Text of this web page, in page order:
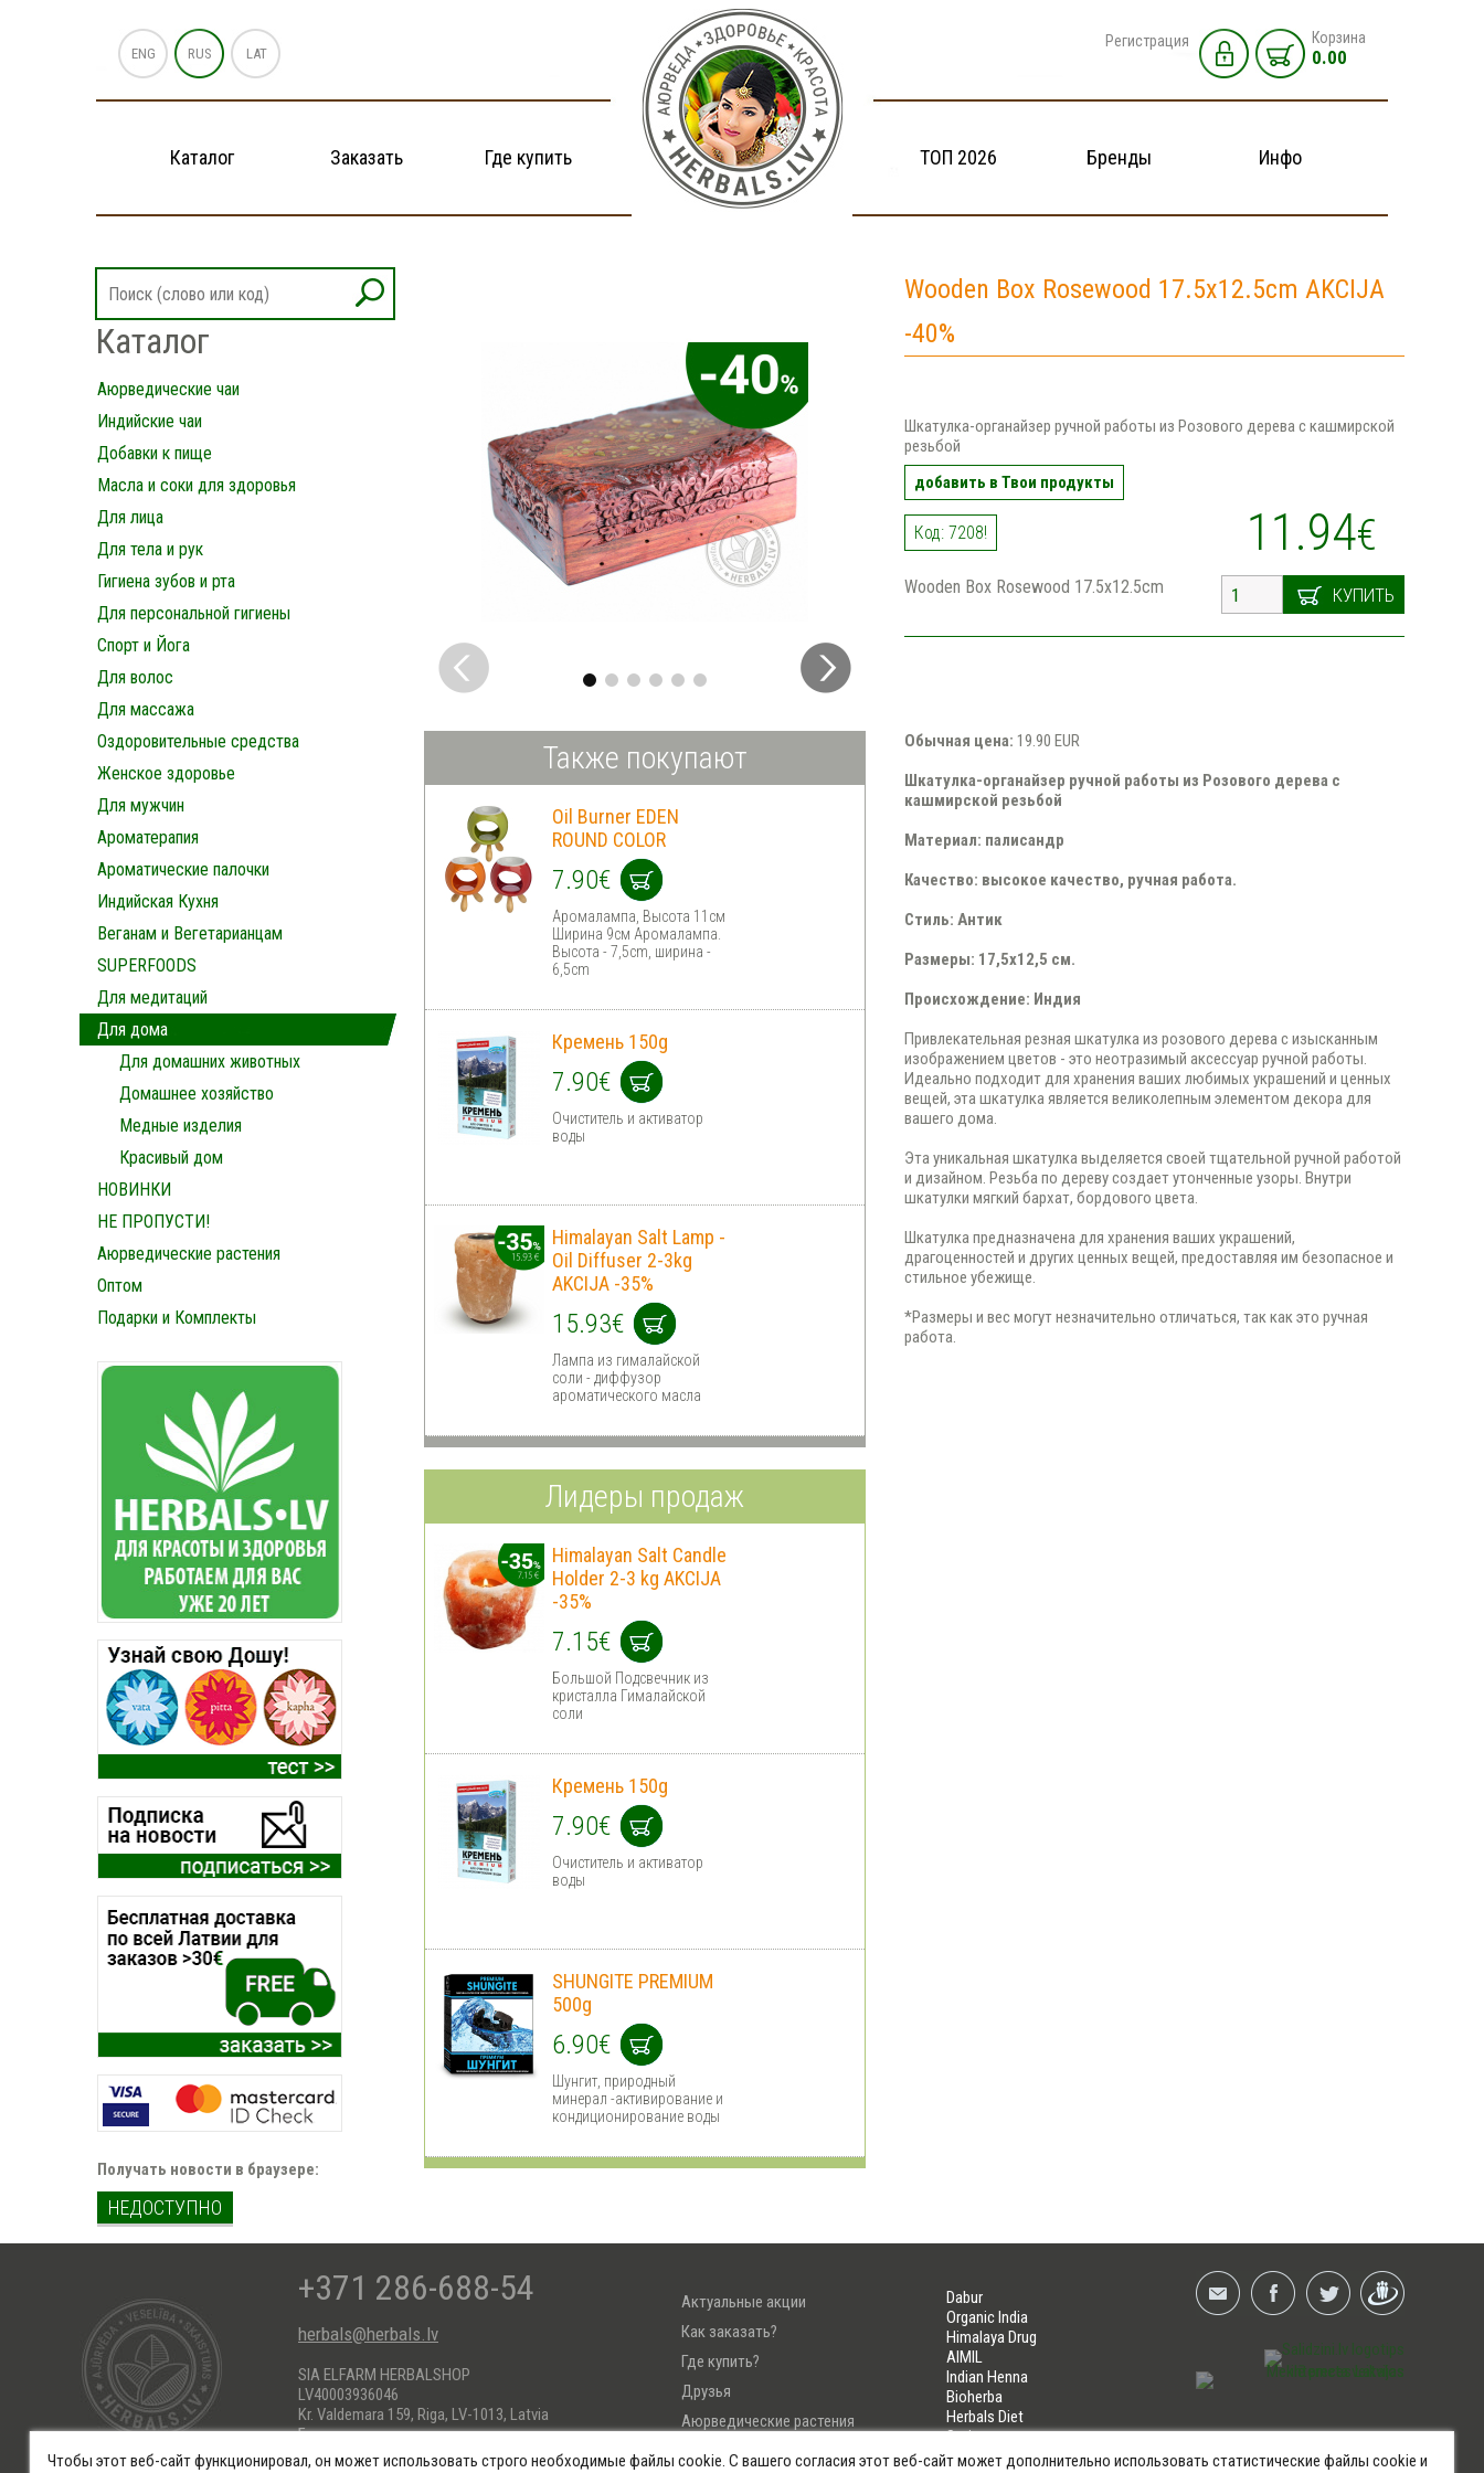
ENG RUS LAT
Регистрация Корзина
0.00
Каталог Заказать Где купить ТОП 2026 Бренды Инфо
Каталог
Аюрведические чаи
Индийские чаи
Добавки к пище
Масла и соки для здоровья
Для лица
Для тела и рук
Гигиена зубов и рта
Для персональной гигиены
Спорт и Йога
Для волос
Для массажа
Оздоровительные средства
Женское здоровье
Для мужчин
Ароматерапия
Ароматические палочки
Индийская Кухня
Веганам и Вегетарианцам
SUPERFOODS
Для медитаций
Для дома
Для домашних животных
Домашнее хозяйство
Медные изделия
Красивый дом
НОВИНКИ
НЕ ПРОПУСТИ!
Аюрведические растения
Оптом
Подарки и Комплекты
Получать новости в браузере:
НЕДОСТУПНО
Wooden Box Rosewood 17.5x12.5cm AKCIJA
-40%
Шкатулка-органайзер ручной работы из Розового дерева с кашмирской
резьбой
добавить в Твои продукты
Код: 7208! 11.94€
КУПИТЬ
Wooden Box Rosewood 17.5x12.5cm
Обычная цена: 19.90 EUR
Шкатулка-органайзер ручной работы из Розового дерева с
кашмирской резьбой
Материал: палисандр
Качество: высокое качество, ручная работа.
Стиль: Антик
Размеры: 17,5x12,5 см.
Происхождение: Индия
Привлекательная резная шкатулка из розового дерева с изысканным
изображением цветов - это неотразимый аксессуар ручной работы.
Идеально подходит для хранения ваших любимых украшений и ценных
вещей, эта шкатулка является великолепным элементом декора для
вашего дома.
Эта уникальная шкатулка выделяется своей тщательной ручной работой
и дизайном. Резьба по дереву создает утонченные узоры. Внутри
шкатулки мягкий бархат, бордового цвета.
Шкатулка предназначена для хранения ваших украшений,
драгоценностей и других ценных вещей, предоставляя им безопасное и
стильное убежище.
*Размеры и вес могут незначительно отличаться, так как это ручная
работа.
Также покупают
Oil Burner EDEN
ROUND COLOR
7.90€
Аромалампа, Высота 11см
Ширина 9см Аромалампа.
Высота - 7,5cm, ширина -
6,5cm
Кремень 150g
7.90€
Очиститель и активатор
воды
Himalayan Salt Lamp -
Oil Diffuser 2-3kg
AKCIJA -35%
15.93€
Лампа из гималайской
соли - диффузор
ароматического масла
Лидеры продаж
Himalayan Salt Сandle
Holder 2-3 kg AKCIJA
-35%
7.15€
Большой Подсвечник из
кристалла Гималайской
соли
Кремень 150g
7.90€
Очиститель и активатор
воды
SHUNGITE PREMIUM
500g
6.90€
Шунгит, природный
минерал -активирование и
кондиционирование воды
+371 286-688-54
herbals@herbals.lv
SIA ELFARM HERBALSHOP
LV40003936046
Kr. Valdemara 159, Riga, LV-1013, Latvia
Банковские реквизиты:
AS Swedbank HABALV22
Актуальные акции
Как заказать?
Где купить?
Друзья
Аюрведические растения
Тест Узнай свою Дошу
Dabur
Organic India
Himalaya Drug
AIMIL
Indian Henna
Bioherba
Herbals Diet
Soria
LIFELINES
Чтобы этот веб-сайт функционировал, он может использовать строго необходимые файлы cookie. С вашего согласия этот веб-сайт может дополнительно использовать статистические файлы cookie и